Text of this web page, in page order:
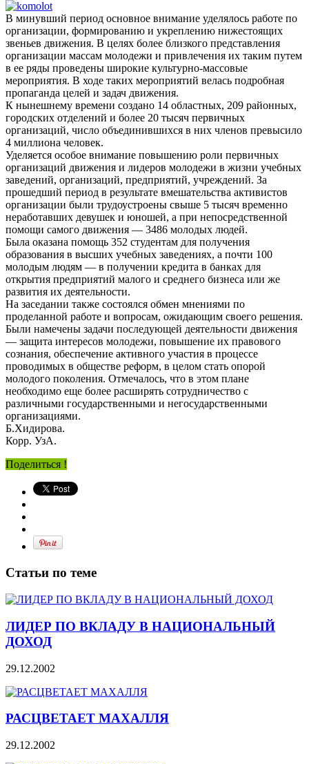
В минувший период основное внимание уделялось работе по
организации, формированию и укреплению нижестоящих
звеньев движения. В целях более близкого представления
организации массам молодежи и привлечения их таким путем
в ее ряды проведены широкие культурно-массовые
мероприятия. В ходе таких мероприятий велась подробная
пропаганда целей и задач движения.
К нынешнему времени создано 14 областных, 209 районных,
городских отделений и более 20 тысяч первичных
организаций, число объединившихся в них членов превысило
4 миллиона человек.
Уделяется особое внимание повышению роли первичных
организаций движения и лидеров молодежи в жизни учебных
заведений, организаций, предприятий, учреждений. За
прошедший период в результате вмешательства активистов
организации были трудоустроены свыше 5 тысяч временно
неработавших девушек и юношей, а при непосредственной
помощи самого движения — 3486 молодых людей.
Была оказана помощь 352 студентам для получения
образования в высших учебных заведениях, а почти 100
молодым людям — в получении кредита в банках для
открытия предприятий малого и среднего бизнеса или же
развития их деятельности.
На заседании также состоялся обмен мнениями по
проделанной работе и вопросам, ожидающим своего решения.
Были намечены задачи последующей деятельности движения
— защита интересов молодежи, повышение их правового
сознания, обеспечение активного участия в процессе
проводимых в обществе реформ, в целом стать опорой
молодого поколения. Отмечалось, что в этом плане
необходимо еще более расширять сотрудничество с
различными государственными и негосударственными
организациями.
Б.Хидирова.
Корр. УзА.
Поделиться !
Статьи по теме
ЛИДЕР ПО ВКЛАДУ В НАЦИОНАЛЬНЫЙ
ДОХОД
29.12.2002
РАСЦВЕТАЕТ МАХАЛЛЯ
29.12.2002